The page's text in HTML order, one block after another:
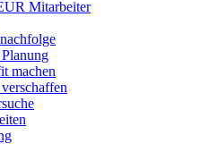
Mitarbeiter
machen